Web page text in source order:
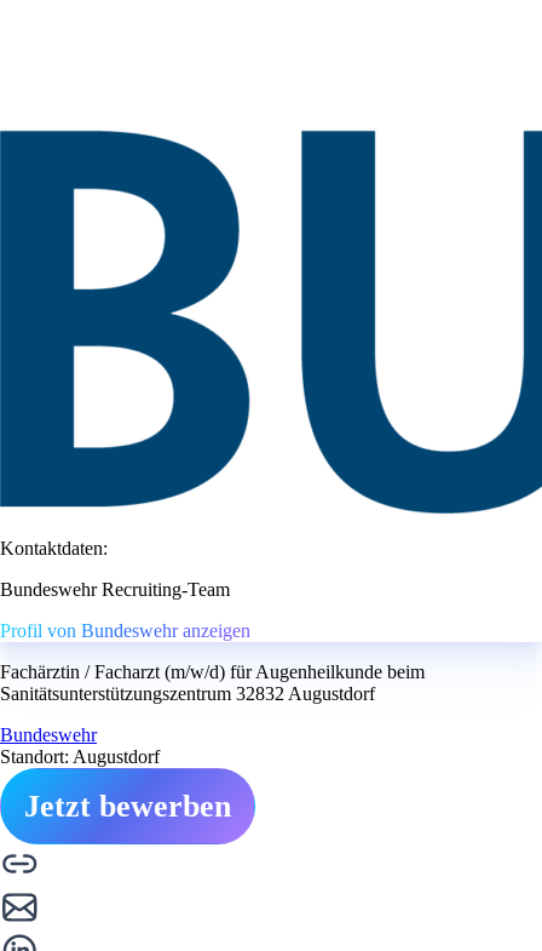
Kontaktdaten:
Bundeswehr Recruiting-Team
Profil von Bundeswehr anzeigen
Fachärztin / Facharzt (m/w/d) für Augenheilkunde beim
Sanitätsunterstützungszentrum 32832 Augustdorf
Bundeswehr
Standort: Augustdorf
Jetzt bewerben